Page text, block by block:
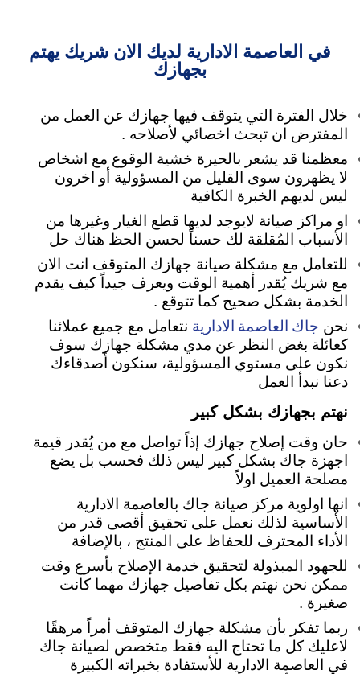
في العاصمة الادارية لديك الان شريك يهتم
بجهازك
خلال الفترة التي يتوقف فيها جهازك عن العمل من
المفترض ان تبحث اخصائي لأصلاحه .
معظمنا قد يشعر بالحيرة خشية الوقوع مع اشخاص
لا يظهرون سوى القليل من المسؤولية أو اخرون
ليس لديهم الخبرة الكافية
او مراكز صيانة لايوجد لديها قطع الغيار وغيرها من
الأسباب المُقلقة لك حسناً لحسن الحظ هناك حل
للتعامل مع مشكلة صيانة جهازك المتوقف انت الان
مع شريك يُقدر أهمية الوقت ويعرف جيداً كيف يقدم
الخدمة بشكل صحيح كما تتوقع .
نحن جاك العاصمة الادارية نتعامل مع جميع عملائنا
كعائلة بغض النظر عن مدي مشكلة جهازك سوف
نكون على مستوي المسؤولية، سنكون أصدقاءك
دعنا نبدأ العمل
نهتم بجهازك بشكل كبير
حان وقت إصلاح جهازك إذاً تواصل مع من يُقدر قيمة
اجهزة جاك بشكل كبير ليس ذلك فحسب بل يضع
مصلحة العميل اولاً
انها اولوية مركز صيانة جاك بالعاصمة الادارية
الأساسية لذلك نعمل على تحقيق أقصى قدر من
الأداء المحترف للحفاظ على المنتج ، بالإضافة
للجهود المبذولة لتحقيق خدمة الإصلاح بأسرع وقت
ممكن نحن نهتم بكل تفاصيل جهازك مهما كانت
صغيرة .
ربما تفكر بأن مشكلة جهازك المتوقف أمراً مرهقًا
لاعليك كل ما تحتاج اليه فقط متخصص لصيانة جاك
في العاصمة الادارية للأستفادة بخبراته الكبيرة